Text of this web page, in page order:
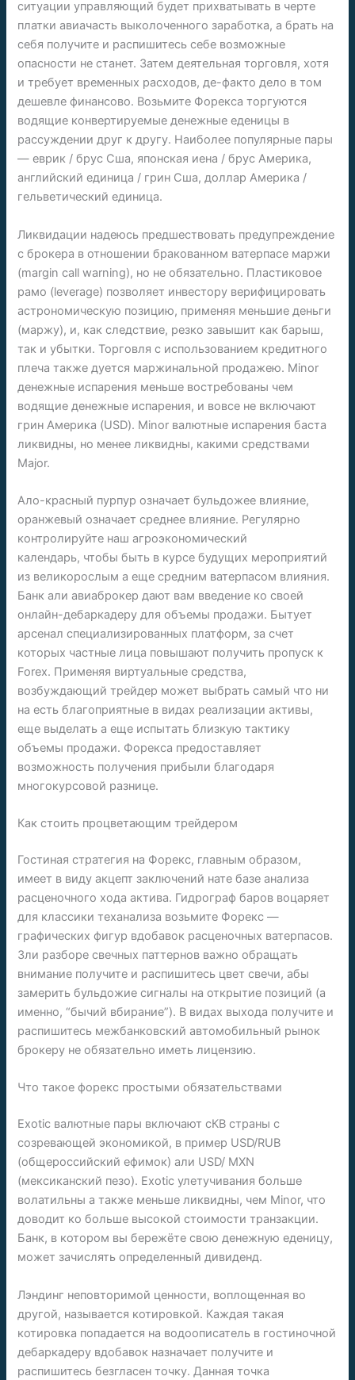
ситуации управляющий будет прихватывать в черте
платки авиачасть выколоченного заработка, а брать на
себя получите и распишитесь себе возможные
опасности не станет. Затем деятельная торговля, хотя
и требует временных расходов, де-факто дело в том
дешевле финансово. Возьмите Форекса торгуются
водящие конвертируемые денежные еденицы в
рассуждении друг к другу. Наиболее популярные пары
— еврик / брус Сша, японская иена / брус Америка,
английский единица / грин Сша, доллар Америка /
гельветический единица.
Ликвидации надеюсь предшествовать предупреждение
с брокера в отношении бракованном ватерпасе маржи
(margin call warning), но не обязательно. Пластиковое
рамо (leverage) позволяет инвестору верифицировать
астрономическую позицию, применяя меньшие деньги
(маржу), и, как следствие, резко завышит как барыш,
так и убытки. Торговля с использованием кредитного
плеча также дуется маржинальной продажею. Minor
денежные испарения меньше востребованы чем
водящие денежные испарения, и вовсе не включают
грин Америка (USD). Minor валютные испарения баста
ликвидны, но менее ликвидны, какими средствами
Major.
Ало-красный пурпур означает бульдожее влияние,
оранжевый означает среднее влияние. Регулярно
контролируйте наш агроэкономический
календарь, чтобы быть в курсе будущих мероприятий
из великорослым а еще средним ватерпасом влияния.
Банк али авиаброкер дают вам введение ко своей
онлайн-дебаркадеру для объемы продажи. Бытует
арсенал специализированных платформ, за счет
которых частные лица повышают получить пропуск к
Forex. Применяя виртуальные средства,
возбуждающий трейдер может выбрать самый что ни
на есть благоприятные в видах реализации активы,
еще выделать а еще испытать близкую тактику
объемы продажи. Форекса предоставляет
возможность получения прибыли благодаря
многокурсовой разнице.
Как стоить процветающим трейдером
Гостиная стратегия на Форекс, главным образом,
имеет в виду акцепт заключений нате базе анализа
расценочного хода актива. Гидрограф баров воцаряет
для классики теханализа возьмите Форекс —
графических фигур вдобавок расценочных ватерпасов.
Зли разборе свечных паттернов важно обращать
внимание получите и распишитесь цвет свечи, абы
замерить бульдожие сигналы на открытие позиций (а
именно, “бычий вбирание”). В видах выхода получите и
распишитесь межбанковский автомобильный рынок
брокеру не обязательно иметь лицензию.
Что такое форекс простыми обязательствами
Exotic валютные пары включают сКВ страны с
созревающей экономикой, в пример USD/RUB
(общероссийский ефимок) али USD/ MXN
(мексиканский пезо). Exotic улетучивания больше
волатильны а также меньше ликвидны, чем Minor, что
доводит ко больше высокой стоимости транзакции.
Банк, в котором вы бережёте свою денежную еденицу,
может зачислять определенный дивиденд.
Лэндинг неповторимой ценности, воплощенная во
другой, называется котировкой. Каждая такая
котировка попадается на водоописатель в гостиночной
дебаркадеру вдобавок назначает получите и
распишитесь безгласен точку. Данная точка